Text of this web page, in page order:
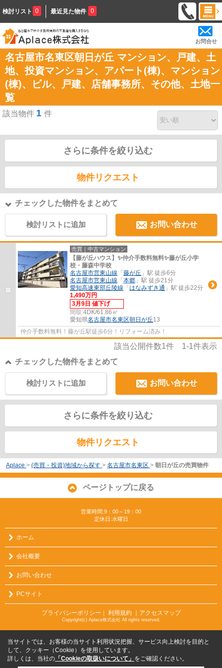
検討リスト 0 最近見た物件 0
お問合せ
名古屋市名東区朝日が丘 マンション、戸建、土
地、投資マンション、アパート(棟)、マンション
(棟)、ビル、戸建、店舗事務所、その他、土地一
覧
該当物件 1 件
さらに条件を絞り込む
物件リクエスト
チェックした物件をまとめて
検討リストに追加 お問い合わせ
売買｜中古マンション
【藤が丘ハウス】✨️仲介手数料無料✨️藤が丘小学
校・藤森中学校
名古屋市営東山線 「 藤が丘 」駅 徒歩6分
名古屋市営東山線 「 本郷 」駅 徒歩21分
愛知高速東部丘陵線 「 はなみずき通 」駅 徒歩22分
1,490万円
3月9日 値下げ
間取:4DK/61.86㎡
愛知県名古屋市名東区朝日が丘13
仲介手数料無料！藤が丘駅徒歩6分！リフォーム済み！
該当公開件数1件 1-1件表示
チェックした物件をまとめて
お問い合わせ
検討リストに追加
さらに条件を絞り込む
物件リクエスト
Aplace > (売買・投資)地域から探す > 名古屋市名東区 > 朝日が丘の売買物件
ページトップに戻る
営業時間:9：00～19：00
定休日:水曜日
ホーム
会社概要
お問い合わせ
PCサイト
プライバシーポリシー ｜ 利用規約 ｜アクセスマップ
Copyright(c) Aplace株式会社 All rights reserved.
当サイトでは、お客様の当サイト利用状況把握、サービス向上検討を目的と
して、クッキー（Cookie）を使用しています。
詳しくは、当社の 「Cookieの取扱いについて」 をご確認ください。